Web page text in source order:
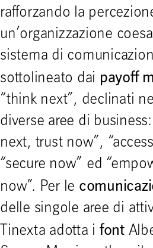
rafforzando la
un’organizzazione
sistema di
sottolineato dai payoff
“think next”, declinati
diverse aree di
next, trust now”,
“secure now” ed
now”. Per le
delle singole aree di
Tinexta adotta i font